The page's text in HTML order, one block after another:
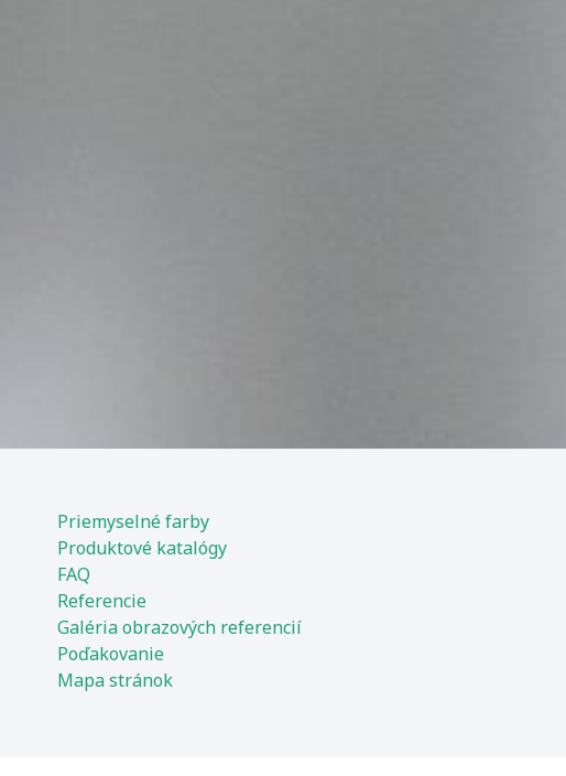
Priemyselné farby
Produktové katalógy
FAQ
Referencie
Galéria obrazových referencií
Poďakovanie
Mapa stránok